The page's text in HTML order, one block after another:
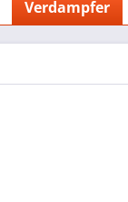
Verdampfer